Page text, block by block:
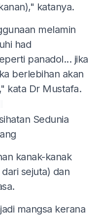
katanya.
melamin
had
panadol... jika
berlebihan akan
kata Dr Mustafa.
Sedunia
kanak-kanak
sejuta) dan
mangsa kerana